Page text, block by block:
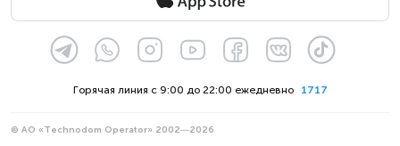
1717
Горячая линия с 9:00 до 22:00 ежедневно
© АО «Technodom Operator» 2002—2026